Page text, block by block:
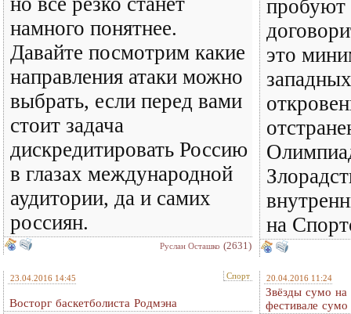
намного понятнее.
Давайте посмотрим какие
направления атаки можно
выбрать, если перед вами
стоит задача
дискредитировать Россию
в глазах международной
аудитории, да и самих
россиян.
Руслан Осташко (2631)
это
на
23.04.2016 14:45 Спорт
Восторг баскетболиста Родмэна
20.04.2016 11:24
Звёзды сумо на
фестивале